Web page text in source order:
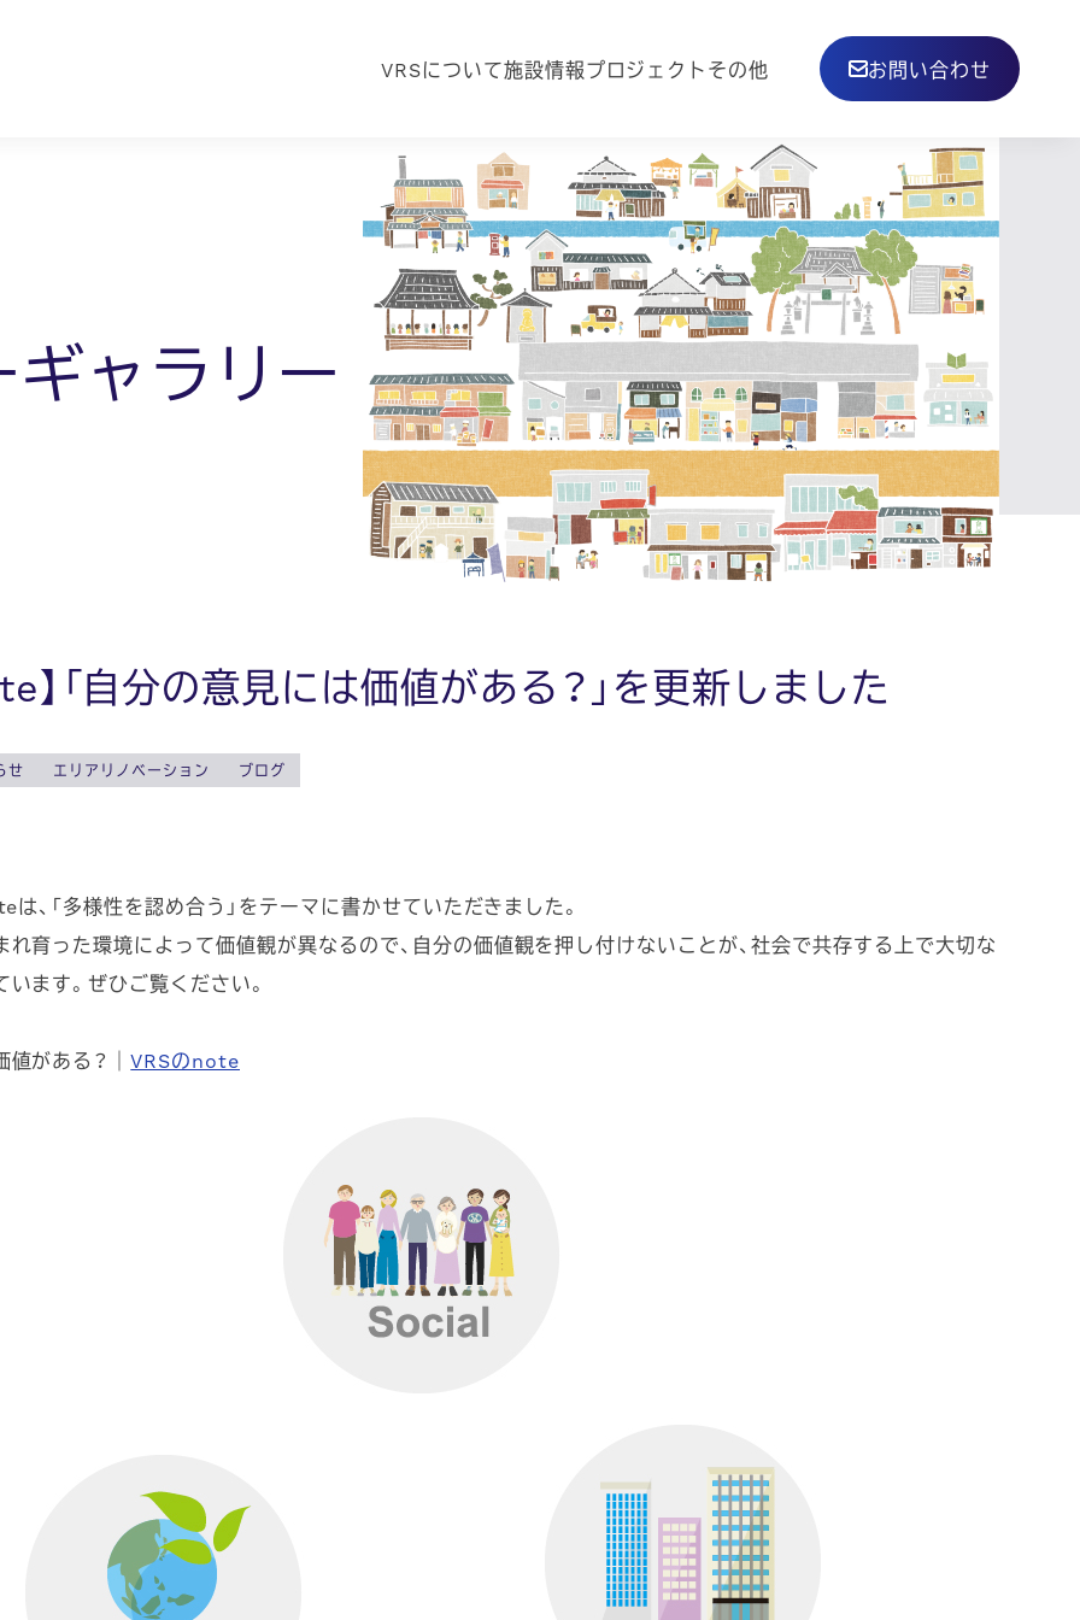
VRSについて施設情報プロジェクトその他 お問い合わせ
ギャラリー
】「自分の意見には価値がある？」を更新しました
せ エリアリノベーション ブログ
「多様性を認め合う」をテーマに書かせていただきました。
育った環境によって価値観が異なるので、自分の価値観を押し付けないことが、社会で共存する上で大切な
ます。ぜひご覧ください。
値がある？｜VRSのnote